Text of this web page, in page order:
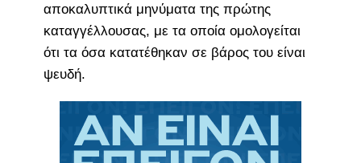
αποκαλυπτικά μηνύματα της πρώτης
καταγγέλλουσας, με τα οποία ομολογείται
ότι τα όσα κατατέθηκαν σε βάρος του είναι
ψευδή.